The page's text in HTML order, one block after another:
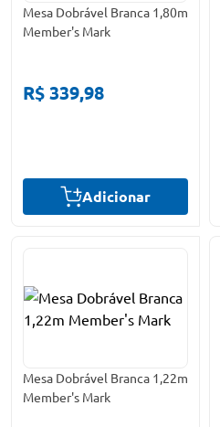
Mesa Dobrável Branca 1,80m
Member's Mark
R$ 339,98
Adicionar
Mesa Dobrável Branca 1,22m
Member's Mark